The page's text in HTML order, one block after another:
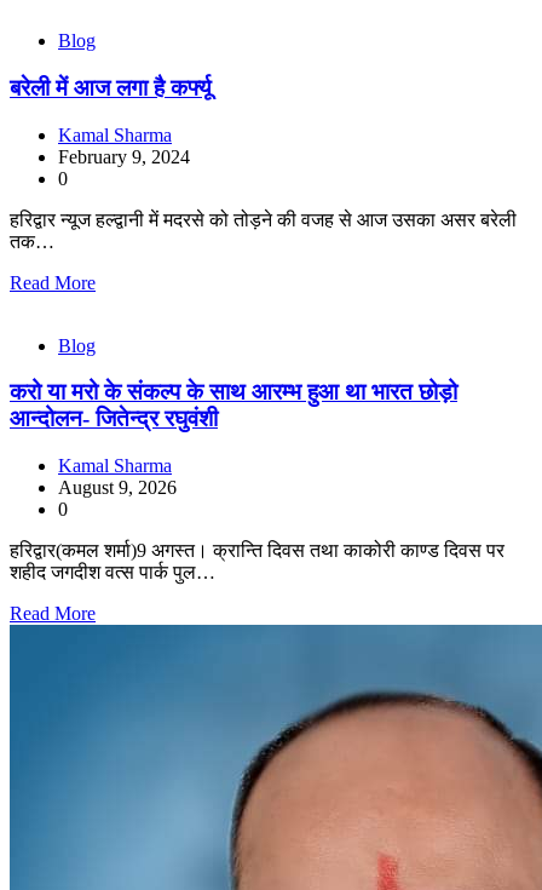
Blog
बरेली में आज लगा है कर्फ्यू
Kamal Sharma
February 9, 2024
0
हरिद्वार न्यूज हल्द्वानी में मदरसे को तोड़ने की वजह से आज उसका असर बरेली
तक…
Read More
Blog
करो या मरो के संकल्प के साथ आरम्भ हुआ था भारत छोड़ो
आन्दोलन- जितेन्द्र रघुवंशी
Kamal Sharma
August 9, 2026
0
हरिद्वार(कमल शर्मा)9 अगस्त। क्रान्ति दिवस तथा काकोरी काण्ड दिवस पर
शहीद जगदीश वत्स पार्क पुल…
Read More